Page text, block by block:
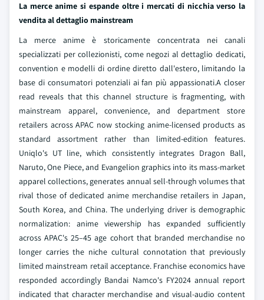
La merce anime si espande oltre i mercati di nicchia verso la
vendita al dettaglio mainstream
La merce anime è storicamente concentrata nei canali
specializzati per collezionisti, come negozi al dettaglio dedicati,
convention e modelli di ordine diretto dall'estero, limitando la
base di consumatori potenziali ai fan più appassionati.A closer
read reveals that this channel structure is fragmenting, with
mainstream apparel, convenience, and department store
retailers across APAC now stocking anime-licensed products as
standard assortment rather than limited-edition features.
Uniqlo's UT line, which consistently integrates Dragon Ball,
Naruto, One Piece, and Evangelion graphics into its mass-market
apparel collections, generates annual sell-through volumes that
rival those of dedicated anime merchandise retailers in Japan,
South Korea, and China. The underlying driver is demographic
normalization: anime viewership has expanded sufficiently
across APAC's 25–45 age cohort that branded merchandise no
longer carries the niche cultural connotation that previously
limited mainstream retail acceptance. Franchise economics have
responded accordingly Bandai Namco's FY2024 annual report
indicated that character merchandise and visual-audio content